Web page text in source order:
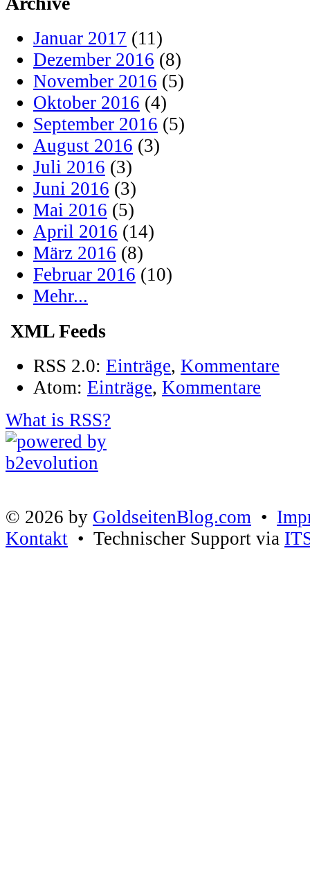
Januar 2017 (11)
Dezember 2016 (8)
November 2016 (5)
Oktober 2016 (4)
September 2016 (5)
August 2016 (3)
Juli 2016 (3)
Juni 2016 (3)
Mai 2016 (5)
April 2016 (14)
März 2016 (8)
Februar 2016 (10)
Mehr...
XML Feeds
RSS 2.0: Einträge, Kommentare
Atom: Einträge, Kommentare
What is RSS?
© 2026 by GoldseitenBlog.com •
Kontakt • Technischer Support via